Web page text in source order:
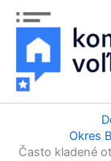
Preskočiť
obsah
Okres
Často kladené